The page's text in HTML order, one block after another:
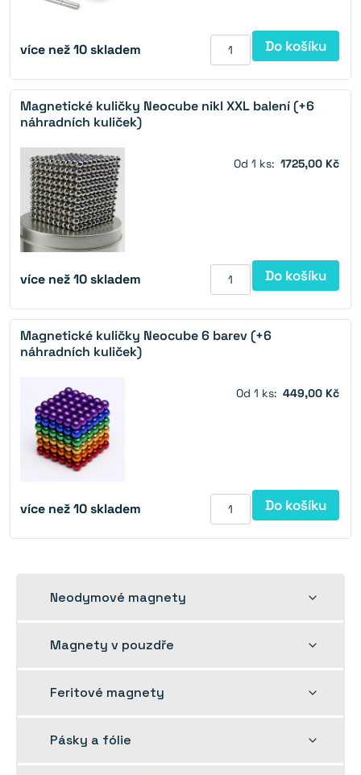
více než 10 skladem Do košíku
Magnetické kuličky Neocube nikl XXL balení (+6
náhradních kuliček)
Od 1 ks: 1725,00 Kč
více než 10 skladem Do košíku
Magnetické kuličky Neocube 6 barev (+6
náhradních kuliček)
Od 1 ks: 449,00 Kč
více než 10 skladem Do košíku
Neodymové magnety
Rozbalit
Magnety v pouzdře
Rozbalit
Feritové magnety
Rozbalit
Pásky a fólie
Rozbalit